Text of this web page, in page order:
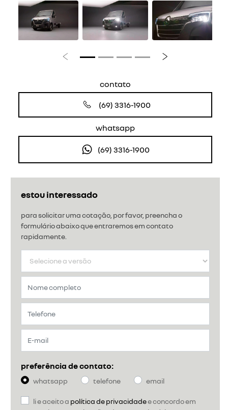
estou interessado
para solicitar uma cotação, por favor, preencha o
formulário abaixo que entraremos em contato
rapidamente.
preferência de contato:
whatsapp telefone email
li e aceito a política de privacidadee concordo em
Anterior Próximo
contato
(69) 3316-1900
whatsapp
(69) 3316-1900